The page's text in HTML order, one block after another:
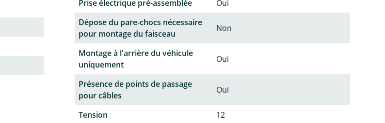
Prise électrique pré-assemblée
Oui
Dépose du pare-chocs nécessaire
pour montage du faisceau
Non
Montage à l'arrière du véhicule
uniquement
Oui
Présence de points de passage
pour câbles
Oui
Tension
12